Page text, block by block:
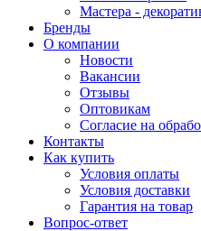
Мастера -
Бренды
О компании
Новости
Вакансии
Отзывы
Оптовикам
Cогласие на
Контакты
Как купить
Условия оплаты
Условия доставки
Гарантия на товар
Вопрос-ответ